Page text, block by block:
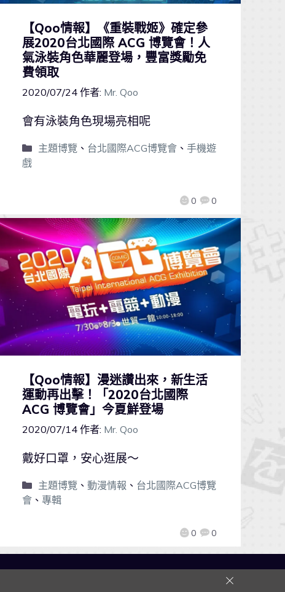
【Qoo情報】《重裝戰姬》確定參
展2020台北國際 ACG 博覽會！人
氣泳裝角色華麗登場，豐富獎勵免
費領取
2020/07/24 作者: Mr. Qoo
0 0
會有泳裝角色現場亮相呢
主題博覽、 台北國際ACG博覽會、 手機遊
戲
【Qoo情報】漫迷讚出來，新生活
運動再出擊！「2020台北國際
ACG 博覽會」今夏鮮登場
2020/07/14 作者: Mr. Qoo
0 0
戴好口罩，安心逛展～
主題博覽、 動漫情報 、 台北國際ACG博覽
會、 專輯